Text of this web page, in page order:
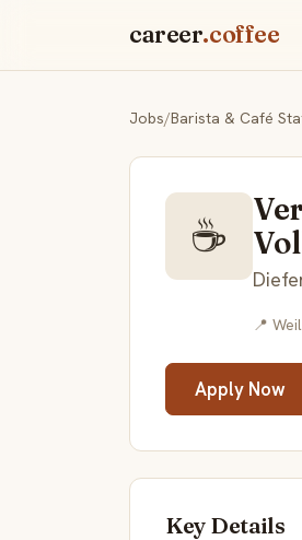
career.coffee
Jobs/Barista & Café
☕
📍
Apply Now
Key Details